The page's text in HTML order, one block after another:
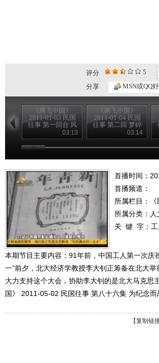
评分 5
分享
MSN或QQ
《腾飞中国》
2011-01-03 民国
往事 第一回合 风
雨飘摇季03:13
《腾飞中国》
2011-01-04 民国
往事 第二回 梦碎
03:14
首播时间：
首播频道：
所属栏目：
所属分类：人
关 键 字： 工
本期节目主要内容：91年前，中国工人第一次庆
一”前夕，北大经济学教授李大钊正筹备在北大
大力支持这个大会，协助李大钊的是北大马克思
国》 2011-05-02 民国往事 第八十六集 为纪念而
【复制链